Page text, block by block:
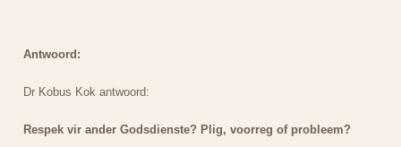
Antwoord:
Dr Kobus Kok antwoord:
Respek vir ander Godsdienste? Plig, voorreg of probleem?